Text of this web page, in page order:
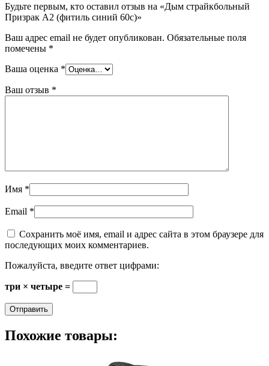
Будьте первым, кто оставил отзыв на «Дым страйкбольный
Призрак А2 (фитиль синий 60с)»
Ваш адрес email не будет опубликован. Обязательные поля
помечены *
Ваша оценка *
Ваш отзыв *
Имя *
Email *
Сохранить моё имя, email и адрес сайта в этом браузере для
последующих моих комментариев.
Пожалуйста, введите ответ цифрами:
три × четыре =
Похожие товары: